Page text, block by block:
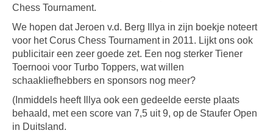
Chess Tournament.
We hopen dat Jeroen v.d. Berg Illya in zijn boekje noteert
voor het Corus Chess Tournament in 2011. Lijkt ons ook
publicitair een zeer goede zet. Een nog sterker Tiener
Toernooi voor Turbo Toppers, wat willen
schaakliefhebbers en sponsors nog meer?
(Inmiddels heeft Illya ook een gedeelde eerste plaats
behaald, met een score van 7,5 uit 9, op de Staufer Open
in Duitsland.